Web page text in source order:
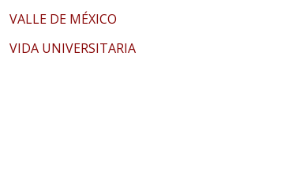
VALLE DE MÉXICO
VIDA UNIVERSITARIA